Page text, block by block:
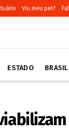
Viu meu pet?
ESTADO BRASIL